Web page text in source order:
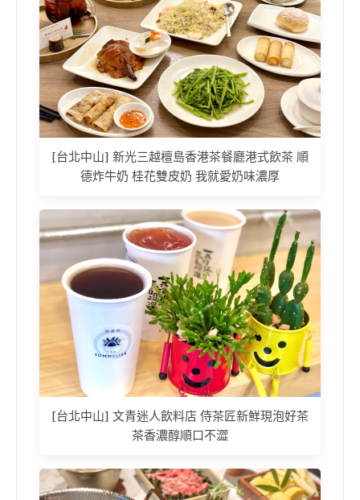
[台北中山] 新光三越檀島香港茶餐廳港式飲茶 順
德炸牛奶 桂花雙皮奶 我就愛奶味濃厚
[台北中山] 文青迷人飲料店 侍茶匠新鮮現泡好茶
茶香濃醇順口不澀